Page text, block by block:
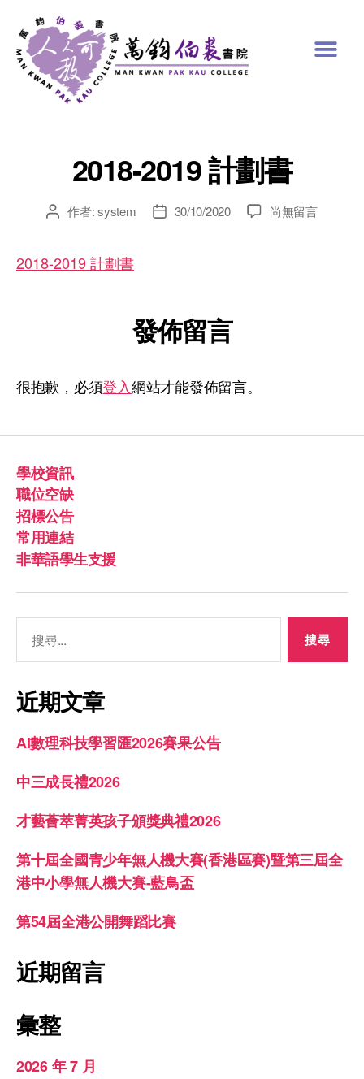
2018-2019 計劃書
作者:system 30/10/2020 尚無留言
2018-2019 計劃書
發佈留言
很抱歉，必須登入網站才能發佈留言。
學校資訊
職位空缺
招標公告
常用連結
非華語學生支援
近期文章
AI數理科技學習匯2026賽果公告
中三成長禮2026
才藝薈萃菁英孩子頒獎典禮2026
第十屆全國青少年無人機大賽(香港區賽)暨第三屆全
港中小學無人機大賽-藍鳥盃
第54屆全港公開舞蹈比賽
近期留言
彙整
2026 年 7 月